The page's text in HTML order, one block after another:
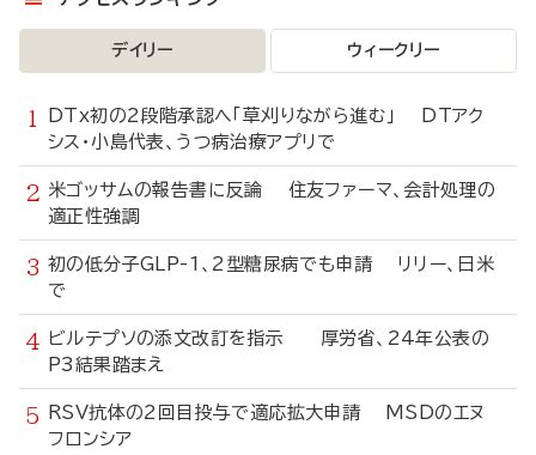
デイリー ウィークリー
DTx初の2段階承認へ「草刈りながら進む」 DTアク
シス・小島代表、うつ病治療アプリで
米ゴッサムの報告書に反論 住友ファーマ、会計処理の
適正性強調
初の低分子GLP-1、2型糖尿病でも申請 リリー、日米
で
ビルテプソの添文改訂を指示 厚労省、24年公表の
P3結果踏まえ
RSV抗体の2回目投与で適応拡大申請 MSDのエヌ
フロンシア